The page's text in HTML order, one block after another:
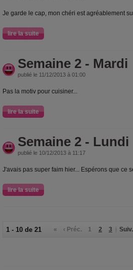
Je garde le cap, mon chéri est agréablement
lire la suite
Semaine 2 - Mardi
publié le 11/12/2013 à 01:00
Pas la motiv pour cuisiner...
lire la suite
Semaine 2 - Lundi
publié le 10/12/2013 à 11:17
J'avais pas super faim hier... Espérons que ce
lire la suite
1 - 10 de 21 « ‹ Préc. 1 2 3 Suiv.